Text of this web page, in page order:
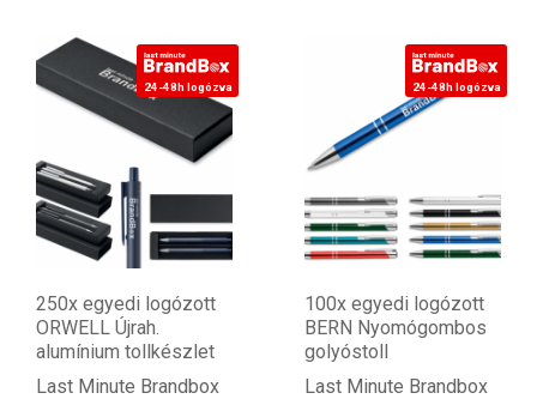
24-48h logózva
egyedi logózott
Újrah.
tollkészlet
Minute Brandbox
24-48h logózva
100x egyedi logózott
BERN Nyomógombos
golyóstoll
Last Minute Brandbox